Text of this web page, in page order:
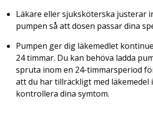
Läkare eller sjuksköterska justerar
pumpen så att dosen passar dina
Pumpen ger dig läkemedlet
24 timmar. Du kan behöva ladda
spruta inom en 24-timmarsperiod
att du har tillräckligt med
kontrollera dina symtom.